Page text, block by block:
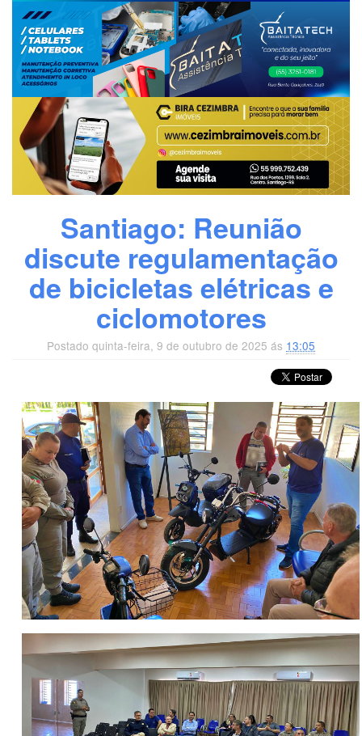
Santiago: Reunião
discute regulamentação
de bicicletas elétricas e
ciclomotores
Postado quinta-feira, 9 de outubro de 2025 ás 13:05